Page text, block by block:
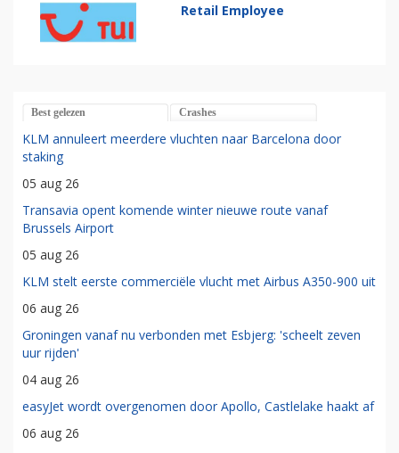
Retail Employee
Best gelezen Crashes
KLM annuleert meerdere vluchten naar Barcelona door
staking
05 aug 26
Transavia opent komende winter nieuwe route vanaf
Brussels Airport
05 aug 26
KLM stelt eerste commerciële vlucht met Airbus A350-900 uit
06 aug 26
Groningen vanaf nu verbonden met Esbjerg: 'scheelt zeven
uur rijden'
04 aug 26
easyJet wordt overgenomen door Apollo, Castlelake haakt af
06 aug 26